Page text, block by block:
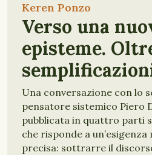
Keren Ponzo
Verso una
episteme.
Una conversazione con lo
pensatore sistemico Piero
pubblicata in quattro parti
che risponde a
precisa: sottrarre il